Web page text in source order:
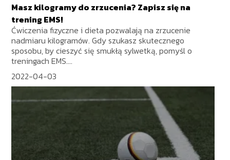
Masz kilogramy do zrzucenia? Zapisz się na
trening EMS!
Ćwiczenia fizyczne i dieta pozwalają na zrzucenie
nadmiaru kilogramów. Gdy szukasz skutecznego
sposobu, by cieszyć się smukłą sylwetką, pomyśl o
treningach EMS....
2022-04-03